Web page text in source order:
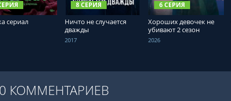
сериал
8 СЕРИЯ
Ничто не случается
дважды
2017
6 СЕРИЯ
Хороших девочек не
убивают 2 сезон
2026
0 КОММЕНТАРИЕВ